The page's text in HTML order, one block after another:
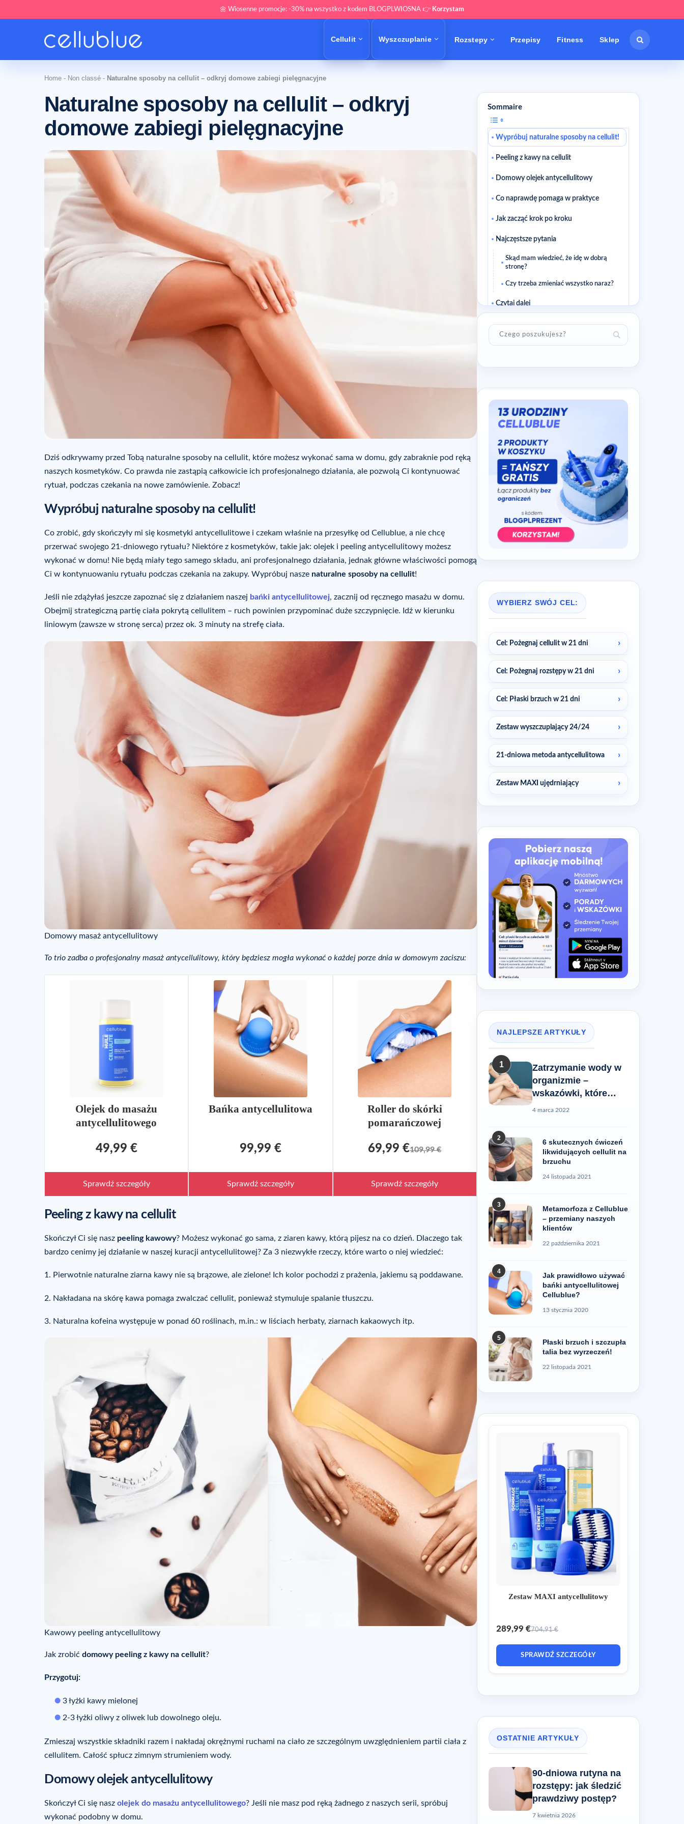
🌼 Wiosenne promocje: -30% na wszystko z kodem BLOGPLWIOSNA 👉 Korzystam
Cellulit Wyszczuplanie Rozstepy Przepisy Fitness Sklep
Home - Non classé - Naturalne sposoby na cellulit – odkryj domowe zabiegi pielęgnacyjne
Naturalne sposoby na cellulit – odkryj
domowe zabiegi pielęgnacyjne
Dziś odkrywamy przed Tobą naturalne sposoby na cellulit, które możesz wykonać sama w domu, gdy zabraknie pod ręką
naszych kosmetyków. Co prawda nie zastąpią całkowicie ich profesjonalnego działania, ale pozwolą Ci kontynuować
rytuał, podczas czekania na nowe zamówienie. Zobacz!
Wypróbuj naturalne sposoby na cellulit!
Co zrobić, gdy skończyły mi się kosmetyki antycellulitowe i czekam właśnie na przesyłkę od Cellublue, a nie chcę
przerwać swojego 21-dniowego rytuału? Niektóre z kosmetyków, takie jak: olejek i peeling antycellulitowy możesz
wykonać w domu! Nie będą miały tego samego składu, ani profesjonalnego działania, jednak główne właściwości pomogą
Ci w kontynuowaniu rytuału podczas czekania na zakupy. Wypróbuj nasze naturalne sposoby na cellulit!
Jeśli nie zdążyłaś jeszcze zapoznać się z działaniem naszej bańki antycellulitowej, zacznij od ręcznego masażu w domu.
Obejmij strategiczną partię ciała pokrytą cellulitem – ruch powinien przypominać duże szczypnięcie. Idź w kierunku
liniowym (zawsze w stronę serca) przez ok. 3 minuty na strefę ciała.
Domowy masaż antycellulitowy
To trio zadba o profesjonalny masaż antycellulitowy, który będziesz mogła wykonać o każdej porze dnia w domowym zaciszu:
Olejek do masażu
antycellulitowego
49,99 €
Sprawdź szczegóły
Bańka antycellulitowa
99,99 €
Sprawdź szczegóły
Roller do skórki
pomarańczowej
69,99 €109,99 €
Sprawdź szczegóły
Peeling z kawy na cellulit
Skończył Ci się nasz peeling kawowy? Możesz wykonać go sama, z ziaren kawy, którą pijesz na co dzień. Dlaczego tak
bardzo cenimy jej działanie w naszej kuracji antycellulitowej? Za 3 niezwykłe rzeczy, które warto o niej wiedzieć:
1. Pierwotnie naturalne ziarna kawy nie są brązowe, ale zielone! Ich kolor pochodzi z prażenia, jakiemu są poddawane.
2. Nakładana na skórę kawa pomaga zwalczać cellulit, ponieważ stymuluje spalanie tłuszczu.
3. Naturalna kofeina występuje w ponad 60 roślinach, m.in.: w liściach herbaty, ziarnach kakaowych itp.
Kawowy peeling antycellulitowy
Jak zrobić domowy peeling z kawy na cellulit?
Przygotuj:
3 łyżki kawy mielonej
2-3 łyżki oliwy z oliwek lub dowolnego oleju.
Zmieszaj wszystkie składniki razem i nakładaj okrężnymi ruchami na ciało ze szczególnym uwzględnieniem partii ciała z
cellulitem. Całość spłucz zimnym strumieniem wody.
Domowy olejek antycellulitowy
Skończył Ci się nasz olejek do masażu antycellulitowego? Jeśli nie masz pod ręką żadnego z naszych serii, spróbuj
wykonać podobny w domu.
Sommaire
Wypróbuj naturalne sposoby na cellulit!
Peeling z kawy na cellulit
Domowy olejek antycellulitowy
Co naprawdę pomaga w praktyce
Jak zacząć krok po kroku
Najczęstsze pytania
Skąd mam wiedzieć, że idę w dobrą
stronę?
Czy trzeba zmieniać wszystko naraz?
Czytaj dalej
WYBIERZ SWÓJ CEL:
Cel: Pożegnaj cellulit w 21 dni
Cel: Pożegnaj rozstępy w 21 dni
Cel: Płaski brzuch w 21 dni
Zestaw wyszczuplający 24/24
21-dniowa metoda antycellulitowa
Zestaw MAXI ujędrniający
NAJLEPSZE ARTYKUŁY
1
Zatrzymanie wody w
organizmie –
wskazówki, które
pomogą Ci rozwiązać
4 marca 2022
2
6 skutecznych ćwiczeń
likwidujących cellulit na
brzuchu
24 listopada 2021
3
Metamorfoza z Cellublue
– przemiany naszych
klientów
22 października 2021
4
Jak prawidłowo używać
bańki antycellulitowej
Cellublue?
13 stycznia 2020
5
Płaski brzuch i szczupła
talia bez wyrzeczeń!
22 listopada 2021
Zestaw MAXI antycellulitowy
289,99 €704,91 €
SPRAWDŹ SZCZEGÓŁY
OSTATNIE ARTYKUŁY
90-dniowa rutyna na
rozstępy: jak śledzić
prawdziwy postęp?
7 kwietnia 2026